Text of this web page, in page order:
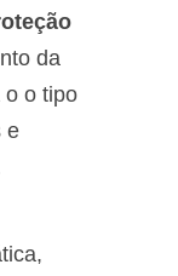
da
o o tipo
e